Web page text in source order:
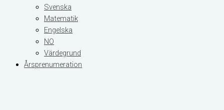
Svenska
Matematik
Engelska
NO
Värdegrund
Årsprenumeration